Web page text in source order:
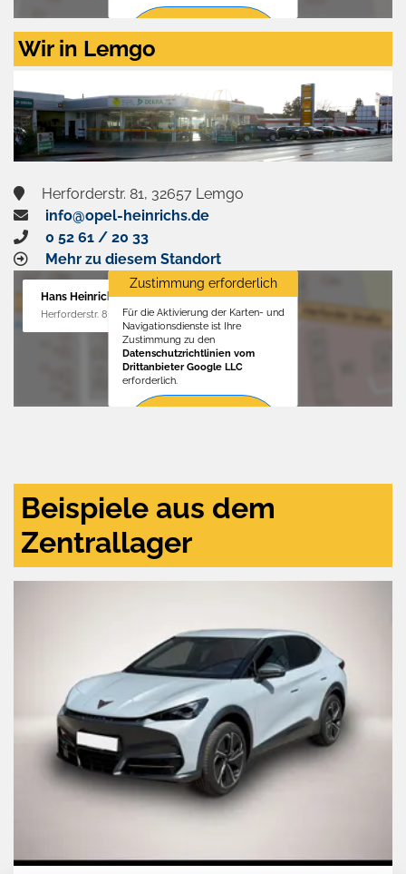
Zustimmen
aktivieren
Wir in Lemgo
Herforderstr. 81, 32657 Lemgo
info@opel-heinrichs.de
0 52 61 / 20 33
Mehr zu diesem Standort
Hans Heinrichs GmbH
Herforderstr. 81, 32657 Lemgo
Zustimmung erforderlich
Für die Aktivierung der Karten- und
Navigationsdienste ist Ihre
Zustimmung zu den
Datenschutzrichtlinien vom
Drittanbieter Google LLC
erforderlich.
Beispiele aus dem
Zentrallager